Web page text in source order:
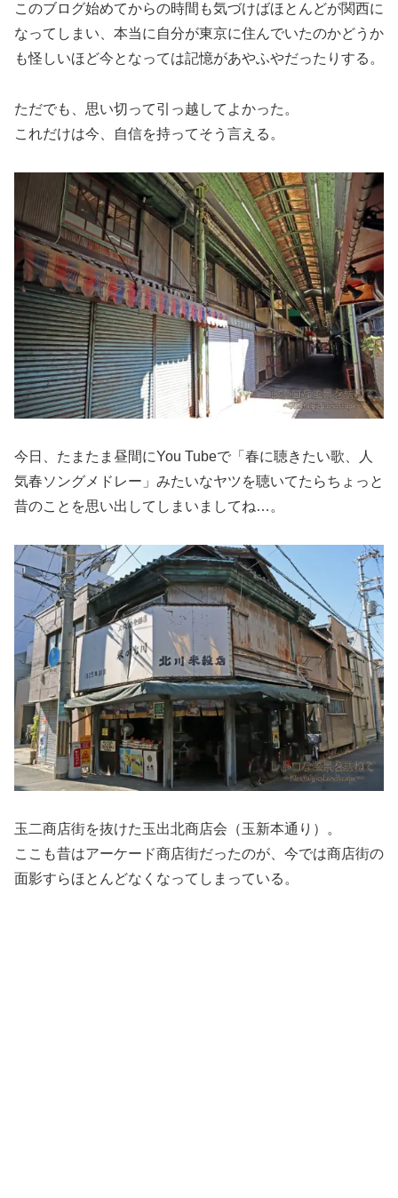
このブログ始めてからの時間も気づけばほとんどが関西に
なってしまい、本当に自分が東京に住んでいたのかどうか
も怪しいほど今となっては記憶があやふやだったりする。
ただでも、思い切って引っ越してよかった。
これだけは今、自信を持ってそう言える。
今日、たまたま昼間にYou Tubeで「春に聴きたい歌、人
気春ソングメドレー」みたいなヤツを聴いてたらちょっと
昔のことを思い出してしまいましてね…。
玉二商店街を抜けた玉出北商店会（玉新本通り）。
ここも昔はアーケード商店街だったのが、今では商店街の
面影すらほとんどなくなってしまっている。